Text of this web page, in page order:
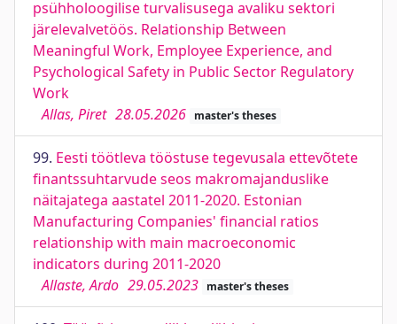
psühholoogilise turvalisusega avaliku sektori
järelevalvetöös. Relationship Between
Meaningful Work, Employee Experience, and
Psychological Safety in Public Sector Regulatory
Work
Allas, Piret 28.05.2026 master's theses
99. Eesti töötleva tööstuse tegevusala ettevõtete
finantssuhtarvude seos makromajanduslike
näitajatega aastatel 2011-2020. Estonian
Manufacturing Companies' financial ratios
relationship with main macroeconomic
indicators during 2011-2020
Allaste, Ardo 29.05.2023 master's theses